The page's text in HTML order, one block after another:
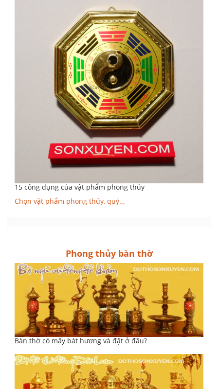
15 công dụng của vật phẩm phong thủy
Chọn vật phẩm phong thủy, quý...
Phong thủy bàn thờ
Bàn thờ có mấy bát hương và đặt ở đâu?